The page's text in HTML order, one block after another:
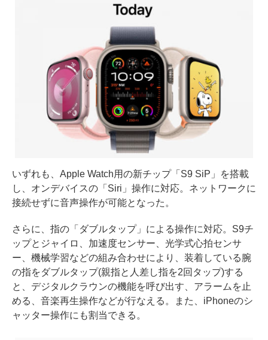
いずれも、Apple Watch用の新チップ「S9 SiP」を搭載
し、オンデバイスの「Siri」操作に対応。ネットワークに
接続せずに音声操作が可能となった。
さらに、指の「ダブルタップ」による操作に対応。S9チ
ップとジャイロ、加速度センサー、光学式心拍センサ
ー、機械学習などの組み合わせにより、装着している腕
の指をダブルタップ(親指と人差し指を2回タップ)する
と、デジタルクラウンの機能を呼び出す、アラームを止
める、音楽再生操作などが行なえる。また、iPhoneのシ
ャッター操作にも割当できる。